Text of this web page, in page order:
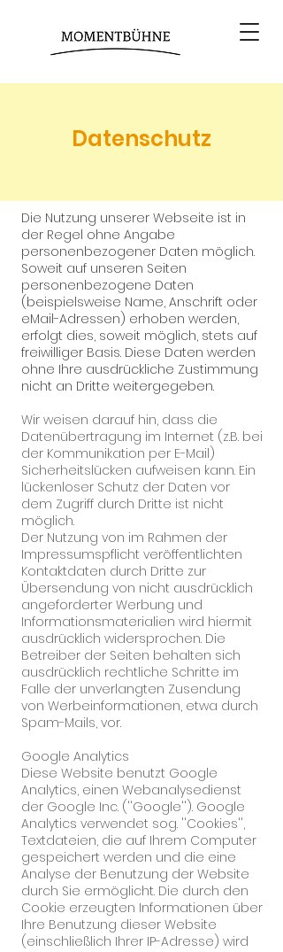
Datenschutz
Die Nutzung unserer Webseite ist in
der Regel ohne Angabe
personenbezogener Daten möglich.
Soweit auf unseren Seiten
personenbezogene Daten
(beispielsweise Name, Anschrift oder
eMail-Adressen) erhoben werden,
erfolgt dies, soweit möglich, stets auf
freiwilliger Basis. Diese Daten werden
ohne Ihre ausdrückliche Zustimmung
nicht an Dritte weitergegeben.
Wir weisen darauf hin, dass die
Datenübertragung im Internet (z.B. bei
der Kommunikation per E-Mail)
Sicherheitslücken aufweisen kann. Ein
lückenloser Schutz der Daten vor
dem Zugriff durch Dritte ist nicht
möglich.
Der Nutzung von im Rahmen der
Impressumspflicht veröffentlichten
Kontaktdaten durch Dritte zur
Übersendung von nicht ausdrücklich
angeforderter Werbung und
Informationsmaterialien wird hiermit
ausdrücklich widersprochen. Die
Betreiber der Seiten behalten sich
ausdrücklich rechtliche Schritte im
Falle der unverlangten Zusendung
von Werbeinformationen, etwa durch
Spam-Mails, vor.
Google Analytics
Diese Website benutzt Google
Analytics, einen Webanalysedienst
der Google Inc. (''Google''). Google
Analytics verwendet sog. ''Cookies'',
Textdateien, die auf Ihrem Computer
gespeichert werden und die eine
Analyse der Benutzung der Website
durch Sie ermöglicht. Die durch den
Cookie erzeugten Informationen über
Ihre Benutzung dieser Website
(einschließlich Ihrer IP-Adresse) wird